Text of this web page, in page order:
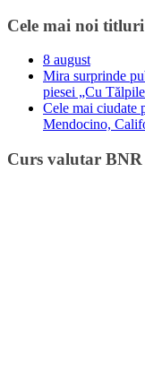
Cele mai noi titluri
8 august
Mira surprinde
piesei „Cu
Cele mai ciudate
Mendocino,
Curs valutar BNR